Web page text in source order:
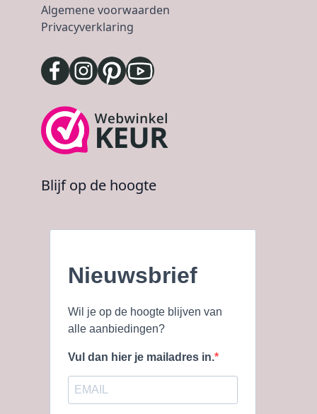
Algemene voorwaarden
Privacyverklaring
Blijf op de hoogte
Nieuwsbrief
Wil je op de hoogte blijven van
alle aanbiedingen?
Vul dan hier je mailadres in.